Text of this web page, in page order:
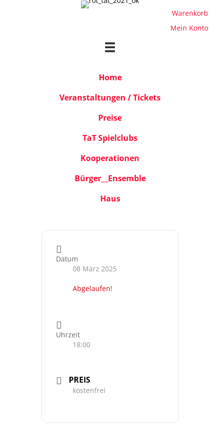
Warenkorb
Mein Konto
Home
Veranstaltungen / Tickets
Preise
TaT Spielclubs
Kooperationen
Bürger__Ensemble
Haus
Datum
08 März 2025
Abgelaufen!
Uhrzeit
18:00
PREIS
kostenfrei